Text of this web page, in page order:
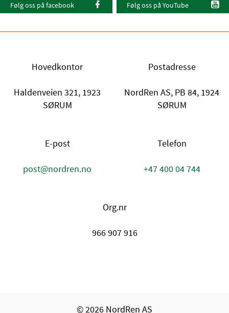
Følg oss på facebook Følg oss på YouTube
Hovedkontor
Haldenveien 321, 1923
SØRUM
Postadresse
NordRen AS, PB 84, 1924
SØRUM
E-post
post@nordren.no
Telefon
+47 400 04 744
Org.nr
966 907 916
© 2026 NordRen AS